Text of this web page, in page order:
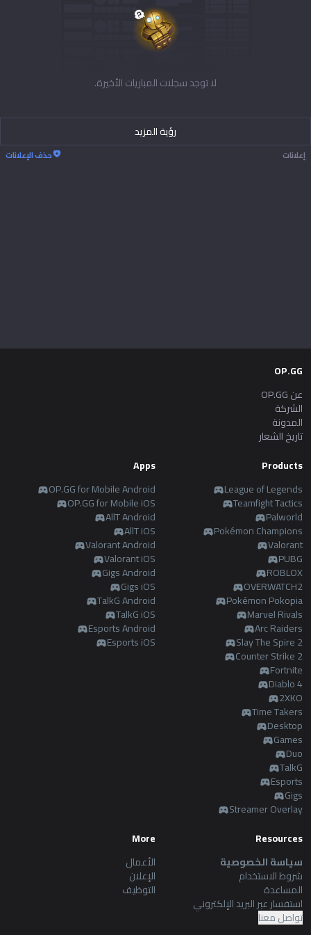
لا توجد سجلات المباريات الأخيرة.
رؤية المزيد
إعلانات حذف الإعلانات
OP.GG
عن OP.GG
الشركة
المدونة
تاريخ الشعار
Products
League of Legends
Teamfight Tactics
Palworld
Pokémon Champions
Valorant
PUBG
ROBLOX
OVERWATCH2
Pokémon Pokopia
Marvel Rivals
Arc Raiders
Slay The Spire 2
Counter Strike 2
Fortnite
Diablo 4
2XKO
Time Takers
Desktop
Games
Duo
TalkG
Esports
Gigs
Streamer Overlay
Apps
OP.GG for Mobile Android
OP.GG for Mobile iOS
AllT Android
AllT iOS
Valorant Android
Valorant iOS
Gigs Android
Gigs iOS
TalkG Android
TalkG iOS
Esports Android
Esports iOS
Resources
سياسة الخصوصية
شروط الاستخدام
المساعدة
استفسار عبر البريد الإلكتروني
تواصل معنا
More
الأعمال
الإعلان
التوظيف